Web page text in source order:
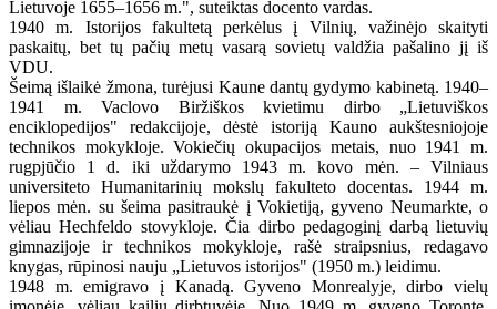
Lietuvoje 1655–1656 m.", suteiktas docento vardas.
1940 m. Istorijos fakultetą perkėlus į Vilnių, važinėjo skaityti
paskaitų, bet tų pačių metų vasarą sovietų valdžia pašalino jį iš
VDU.
Šeimą išlaikė žmona, turėjusi Kaune dantų gydymo kabinetą. 1940–
1941 m. Vaclovo Biržiškos kvietimu dirbo „Lietuviškos
enciklopedijos" redakcijoje, dėstė istoriją Kauno aukštesniojoje
technikos mokykloje. Vokiečių okupacijos metais, nuo 1941 m.
rugpjūčio 1 d. iki uždarymo 1943 m. kovo mėn. – Vilniaus
universiteto Humanitarinių mokslų fakulteto docentas. 1944 m.
liepos mėn. su šeima pasitraukė į Vokietiją, gyveno Neumarkte, o
vėliau Hechfeldo stovykloje. Čia dirbo pedagoginį darbą lietuvių
gimnazijoje ir technikos mokykloje, rašė straipsnius, redagavo
knygas, rūpinosi nauju „Lietuvos istorijos" (1950 m.) leidimu.
1948 m. emigravo į Kanadą. Gyveno Monrealyje, dirbo vielų